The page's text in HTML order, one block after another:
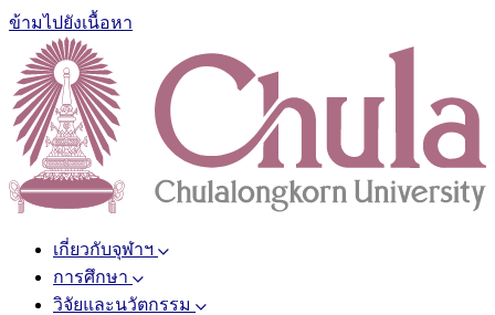
ข้ามไปยังเนื้อหา
เกี่ยวกับจุฬาฯ
การศึกษา
วิจัยและนวัตกรรม